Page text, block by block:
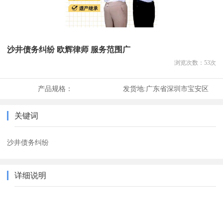
沙井债务纠纷 欧辉律师 服务范围广
浏览次数： 53次
产品规格： 发货地:广东省深圳市宝安区
关键词
沙井债务纠纷
详细说明